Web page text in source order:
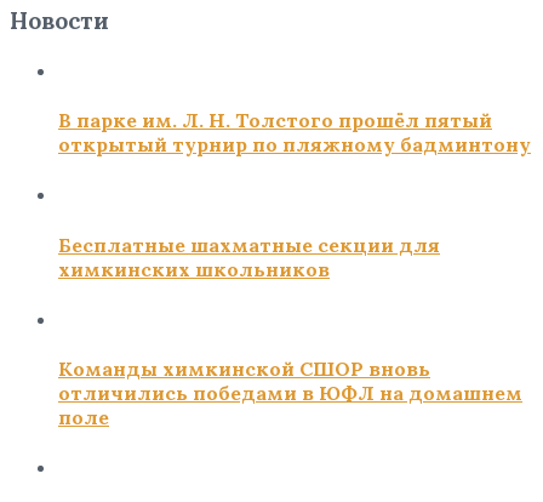
Новости
В парке им. Л. Н. Толстого прошёл пятый
открытый турнир по пляжному бадминтону
Бесплатные шахматные секции для
химкинских школьников
Команды химкинской СШОР вновь
отличились победами в ЮФЛ на домашнем
поле